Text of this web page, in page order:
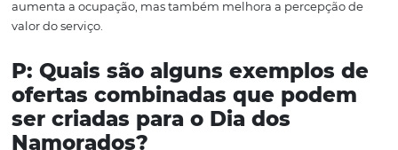
todas as suas estadias.
Em conclusão, o Dia dos Namorados representa uma
oportunidade valiosa para o setor hoteleiro, onde o
ser traduzido em reservas diretas e experiências
utilizar as soluções da Omnibees, como o Motor de